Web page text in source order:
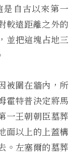
自古以來第一
較遠距離之外的
並把這塊占地三
被圍在牆內，所
霍特普決定將馬
一王朝朝臣墓葬
面以上的上蓋構
。左塞爾的墓葬